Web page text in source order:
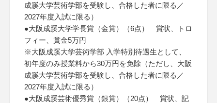
成蹊大学芸術学部を受験し、合格した者に限る／
2027年度入試に限る）
●大阪成蹊大学学長賞（金賞）（6点） 賞状、トロ
フィー、賞金5万円
※大阪成蹊大学芸術学部 入学特別待遇生として、
初年度のみ授業料から30万円を免除（ただし、大阪
成蹊大学芸術学部を受験し、合格した者に限る／
2027年度入試に限る）
●大阪成蹊芸術優秀賞（銀賞）（20点） 賞状、記